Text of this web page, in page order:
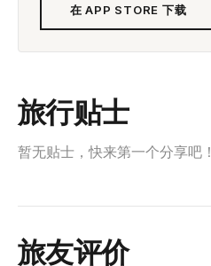
在 APP STORE 下载
旅行贴士
暂无贴士，快来第一个分享吧！
旅友评价